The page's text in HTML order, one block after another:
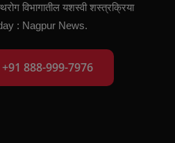
विभागातील यशस्वी शस्त्रक्रिया
: Nagpur News.
+91 888-999-7976